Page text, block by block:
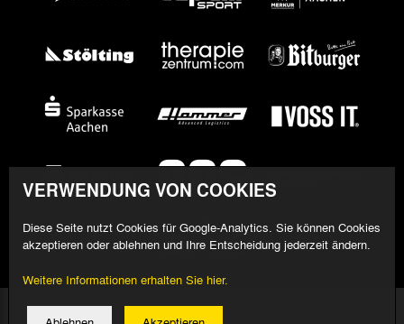
© 2026 Alemannia Aachen - Alle Rechte vorbehalten
VERWENDUNG VON COOKIES
Diese Seite nutzt Cookies für Google-Analytics. Sie können Cookies
akzeptieren oder ablehnen und Ihre Entscheidung jederzeit ändern.
Weitere Informationen erhalten Sie hier.